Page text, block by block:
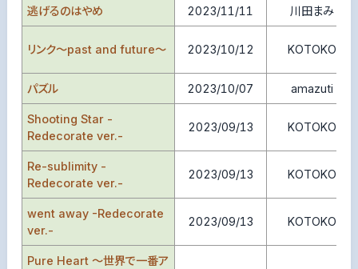
逃げるのはやめ 2023/11/11 川田まみ
リンク～past and future～ 2023/10/12 KOTOKO
パズル 2023/10/07 amazuti
Shooting Star -
Redecorate ver.-
2023/09/13 KOTOKO
Re-sublimity -
Redecorate ver.-
2023/09/13 KOTOKO
went away -Redecorate
ver.-
2023/09/13 KOTOKO
Pure Heart ～世界で一番ア